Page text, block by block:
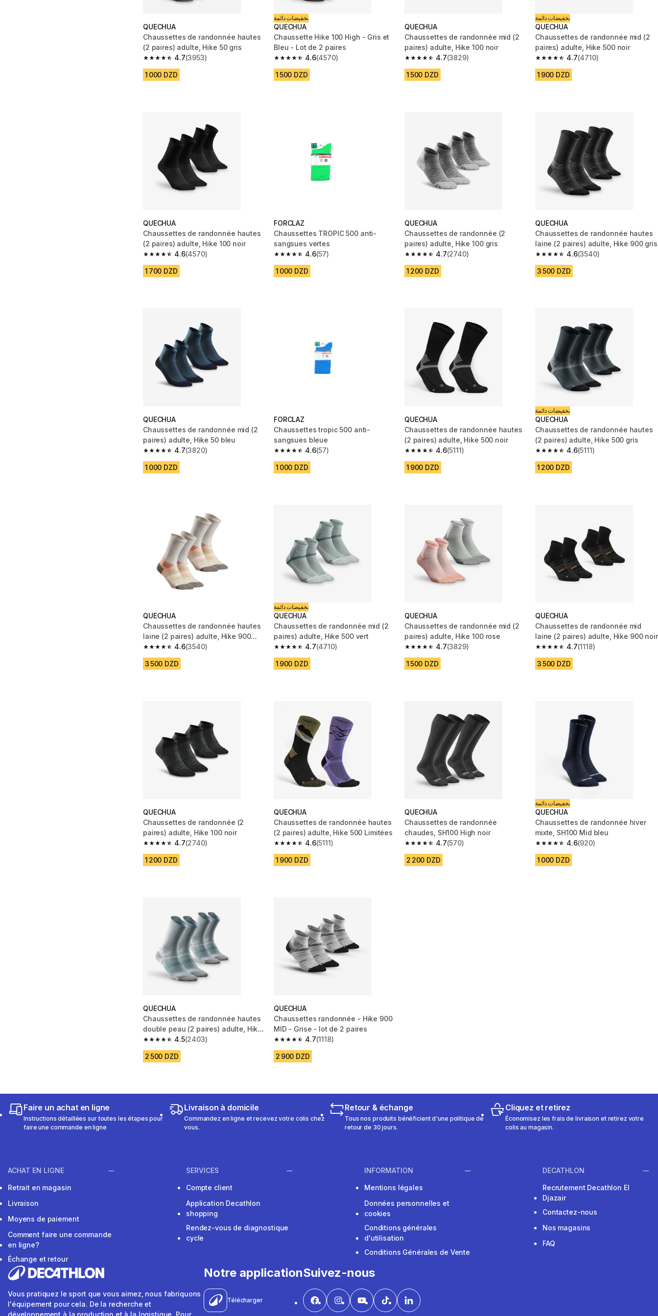
QUECHUA
Chaussettes de randonnée hautes
(2 paires) adulte, Hike 50 gris
4.7
4.7 out of 5 stars from 3953 reviews
(3953)
1 000 DZD
تخفيضات دائمة
QUECHUA
Chaussette Hike 100 High - Gris et
Bleu - Lot de 2 paires
4.6
4.6 out of 5 stars from 4570 reviews
(4570)
1 500 DZD
QUECHUA
Chaussettes de randonnée mid (2
paires) adulte, Hike 100 noir
4.7
4.7 out of 5 stars from 3829 reviews
(3829)
1 500 DZD
تخفيضات دائمة
QUECHUA
Chaussettes de randonnée mid (2
paires) adulte, Hike 500 noir
4.7
4.7 out of 5 stars from 4710 reviews
(4710)
1 900 DZD
QUECHUA
Chaussettes de randonnée hautes
(2 paires) adulte, Hike 100 noir
4.6
4.6 out of 5 stars from 4570 reviews
(4570)
1 700 DZD
FORCLAZ
Chaussettes TROPIC 500 anti-
sangsues vertes
4.6
4.6 out of 5 stars from 57 reviews
(57)
1 000 DZD
QUECHUA
Chaussettes de randonnée (2
paires) adulte, Hike 100 gris
4.7
4.7 out of 5 stars from 2740 reviews
(2740)
1 200 DZD
QUECHUA
Chaussettes de randonnée hautes
laine (2 paires) adulte, Hike 900 gris
4.6
4.6 out of 5 stars from 3540 reviews
(3540)
3 500 DZD
QUECHUA
Chaussettes de randonnée mid (2
paires) adulte, Hike 50 bleu
4.7
4.7 out of 5 stars from 3820 reviews
(3820)
1 000 DZD
FORCLAZ
Chaussettes tropic 500 anti-
sangsues bleue
4.6
4.6 out of 5 stars from 57 reviews
(57)
1 000 DZD
QUECHUA
Chaussettes de randonnée hautes
(2 paires) adulte, Hike 500 noir
4.6
4.6 out of 5 stars from 5111 reviews
(5111)
1 900 DZD
تخفيضات دائمة
QUECHUA
Chaussettes de randonnée hautes
(2 paires) adulte, Hike 500 gris
4.6
4.6 out of 5 stars from 5111 reviews
(5111)
1 200 DZD
QUECHUA
Chaussettes de randonnée hautes
laine (2 paires) adulte, Hike 900
orange
4.6
4.6 out of 5 stars from 3540 reviews
(3540)
3 500 DZD
تخفيضات دائمة
QUECHUA
Chaussettes de randonnée mid (2
paires) adulte, Hike 500 vert
4.7
4.7 out of 5 stars from 4710 reviews
(4710)
1 900 DZD
QUECHUA
Chaussettes de randonnée mid (2
paires) adulte, Hike 100 rose
4.7
4.7 out of 5 stars from 3829 reviews
(3829)
1 500 DZD
QUECHUA
Chaussettes de randonnée mid
laine (2 paires) adulte, Hike 900 noir
4.7
4.7 out of 5 stars from 1118 reviews
(1118)
3 500 DZD
QUECHUA
Chaussettes de randonnée (2
paires) adulte, Hike 100 noir
4.7
4.7 out of 5 stars from 2740 reviews
(2740)
1 200 DZD
QUECHUA
Chaussettes de randonnée hautes
(2 paires) adulte, Hike 500 Limitées
4.6
4.6 out of 5 stars from 5111 reviews
(5111)
1 900 DZD
QUECHUA
Chaussettes de randonnée
chaudes, SH100 High noir
4.7
4.7 out of 5 stars from 570 reviews
(570)
2 200 DZD
تخفيضات دائمة
QUECHUA
Chaussettes de randonnée hiver
mixte, SH100 Mid bleu
4.6
4.6 out of 5 stars from 920 reviews
(920)
1 000 DZD
QUECHUA
Chaussettes de randonnée hautes
double peau (2 paires) adulte, Hike
520 gris 4.5
4.5 out of 5 stars from 2403 reviews
(2403)
2 500 DZD
QUECHUA
Chaussettes randonnée - Hike 900
MID - Grise - lot de 2 paires
4.7
4.7 out of 5 stars from 1118 reviews
(1118)
2 900 DZD
Faire un achat en ligne
Instructions détaillées sur toutes les étapes pour
faire une commande en ligne
Livraison à domicile
Commandez en ligne et recevez votre colis chez
vous.
Retour & échange
Tous nos produits bénéficient d'une politique de
retour de 30 jours.
Cliquez et retirez
Économisez les frais de livraison et retirez votre
colis au magasin.
ACHAT EN LIGNE
Retrait en magasin
Livraison
Moyens de paiement
Comment faire une commande
en ligne?
Échange et retour
SERVICES
Compte client
Application Decathlon
shopping
Rendez-vous de diagnostique
cycle
INFORMATION
Mentions légales
Données personnelles et
cookies
Conditions générales
d'utilisation
Conditions Générales de Vente
DECATHLON
Recrutement Decathlon El
Djazair
Contactez-nous
Nos magasins
FAQ
Vous pratiquez le sport que vous aimez, nous fabriquons
l'équipement pour cela. De la recherche et
développement à la production et à la logistique. Pour
Notre application
Télécharger
Suivez-nous